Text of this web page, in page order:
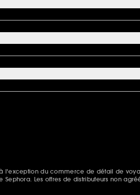
l'exception du commerce de détail de
Les offres de distributeurs non